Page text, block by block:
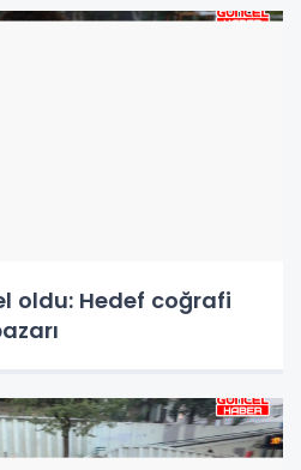
oldu: Hedef coğrafi